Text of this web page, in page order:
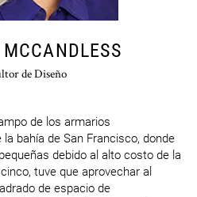
de Diseño
de los armarios
bahía de San Francisco, donde
debido al alto costo de la
tuve que aprovechar al
de espacio de